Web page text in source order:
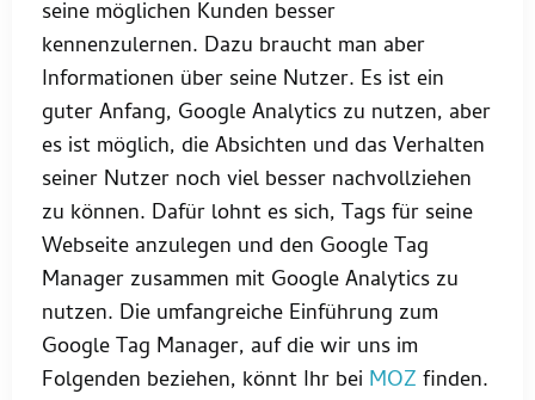
seine möglichen Kunden besser
kennenzulernen. Dazu braucht man aber
Informationen über seine Nutzer. Es ist ein
guter Anfang, Google Analytics zu nutzen, aber
es ist möglich, die Absichten und das Verhalten
seiner Nutzer noch viel besser nachvollziehen
zu können. Dafür lohnt es sich, Tags für seine
Webseite anzulegen und den Google Tag
Manager zusammen mit Google Analytics zu
nutzen. Die umfangreiche Einführung zum
Google Tag Manager, auf die wir uns im
Folgenden beziehen, könnt Ihr bei MOZ finden.